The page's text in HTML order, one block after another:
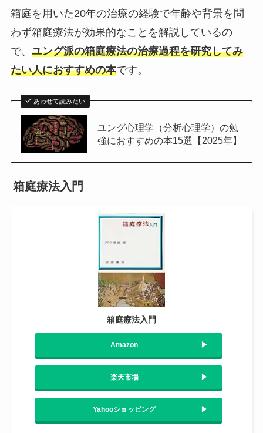
箱庭を用いた20年の治療の経験で年齢や背景を問
わず箱庭療法が効果的なことを解説しているの
で、 ユング派の箱庭療法の治療過程を研究してみ
たい人におすすめの本です。
あわせて読みたい
ユング心理学（分析心理学）の勉
強におすすめの本15選【2025年】
箱庭療法入門
箱庭療法入門
Amazon
楽天市場
Yahooショッピング